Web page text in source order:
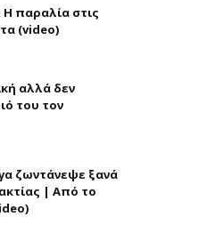
παραλία στις
(video)
αλλά δεν
του τον
ζωντάνεψε ξανά
| Από το